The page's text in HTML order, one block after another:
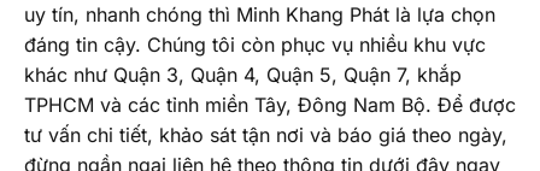
uy tín, nhanh chóng thì Minh Khang Phát là lựa chọn
đáng tin cậy. Chúng tôi còn phục vụ nhiều khu vực
khác như Quận 3, Quận 4, Quận 5, Quận 7, khắp
TPHCM và các tỉnh miền Tây, Đông Nam Bộ. Để được
tư vấn chi tiết, khảo sát tận nơi và báo giá theo ngày,
đừng ngần ngại liên hệ theo thông tin dưới đây ngay